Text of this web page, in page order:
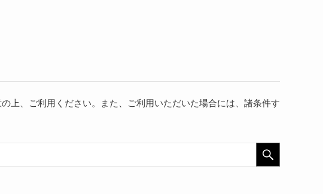
の上、ご利用ください。また、ご利用いただいた場合には、諸条件す